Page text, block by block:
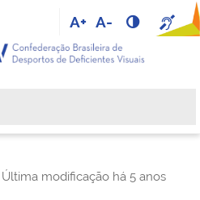
A+ A-
Última modificação há 5 anos